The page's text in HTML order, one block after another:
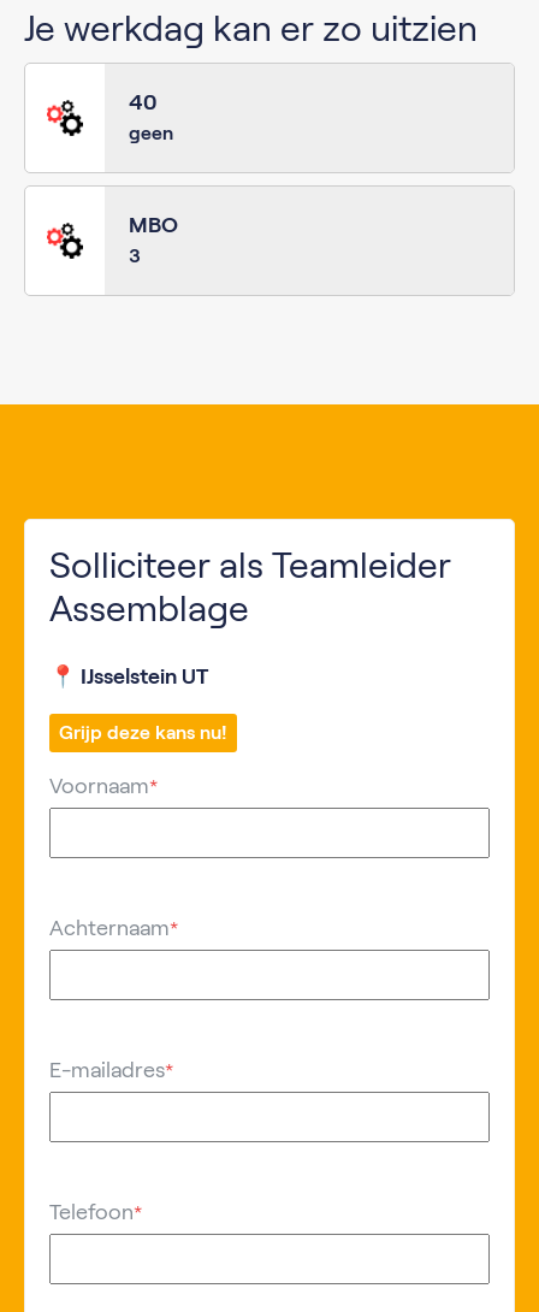
Je werkdag kan er zo uitzien
40
geen
MBO
3
Solliciteer als Teamleider
Assemblage
📍 IJsselstein UT
Grijp deze kans nu!
Voornaam*
Achternaam*
E-mailadres*
Telefoon*